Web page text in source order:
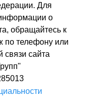
Для
о
обращайтесь к
по телефону или
сайта